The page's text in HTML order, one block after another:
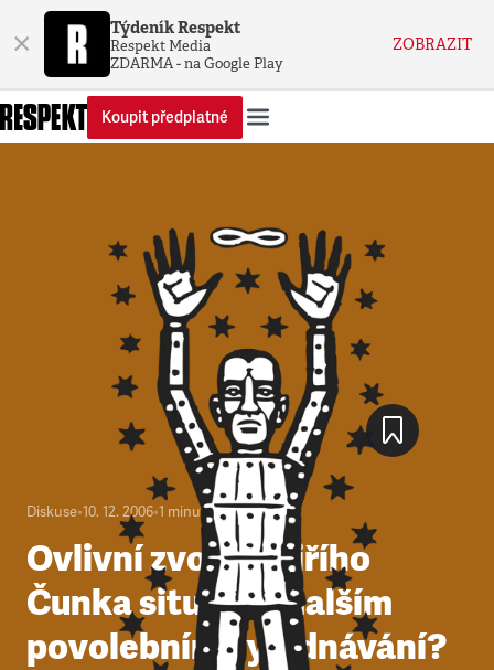
× Týdeník Respekt
Respekt Media
ZDARMA - na Google Play
ZOBRAZIT
Koupit předplatné
Diskuse•10. 12. 2006•1 minuta
Ovlivní zvolení Jiřího
Čunka situaci v dalším
povolebním vyjednávání?